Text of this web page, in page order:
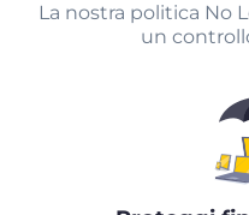
La nostra politica No
un